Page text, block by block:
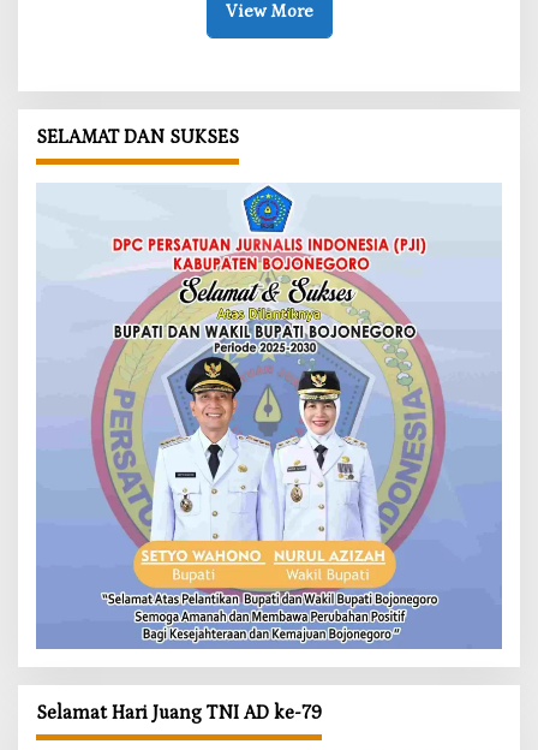
View More
SELAMAT DAN SUKSES
Selamat Hari Juang TNI AD ke-79